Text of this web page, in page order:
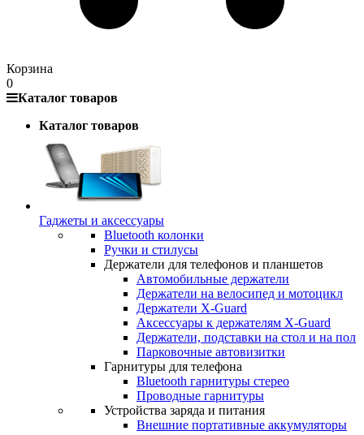
Корзина
0
Каталог товаров
Каталог товаров
Гаджеты и аксессуары
Bluetooth колонки
Ручки и стилусы
Держатели для телефонов и планшетов
Автомобильные держатели
Держатели на велосипед и мотоцикл
Держатели X-Guard
Аксессуары к держателям X-Guard
Держатели, подставки на стол и на пол
Парковочные автовизитки
Гарнитуры для телефона
Bluetooth гарнитуры стерео
Проводные гарнитуры
Устройства заряда и питания
Внешние портативные аккумуляторы